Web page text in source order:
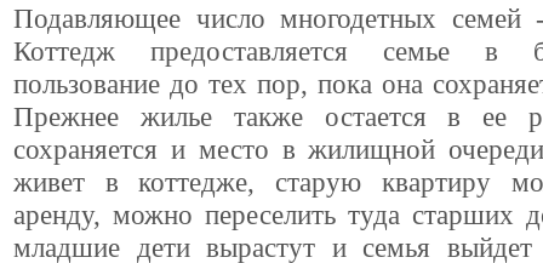
Подавляющее число многодетных семей
Коттедж предоставляется семье в
пользование до тех пор, пока она
Прежнее жилье также остается в ее
сохраняется и место в жилищной
живет в коттедже, старую квартиру
аренду, можно переселить туда старших
младшие дети вырастут и семья выйдет